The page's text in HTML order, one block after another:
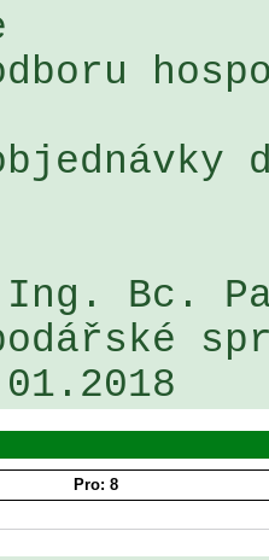
Ing. Bc.
Pro: 8